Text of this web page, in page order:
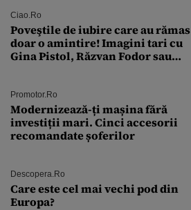
Ciao.ro
Poveştile de iubire care au rămas
doar o amintire! Imagini tari cu
Gina Pistol, Răzvan Fodor sau
Promotor.ro
Modernizează-ți mașina fără
investiții mari. Cinci accesorii
recomandate șoferilor
Descopera.ro
Care este cel mai vechi pod din
Europa?